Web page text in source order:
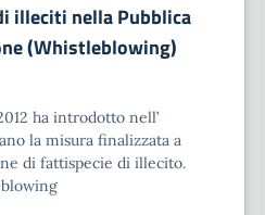
illeciti nella Pubblica
(Whistleblowing)
ha introdotto nell’
la misura finalizzata a
di fattispecie di illecito.